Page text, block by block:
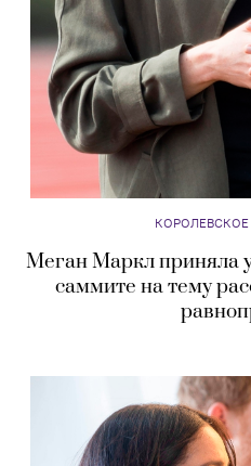
Меган Маркл приняла
саммите на тему